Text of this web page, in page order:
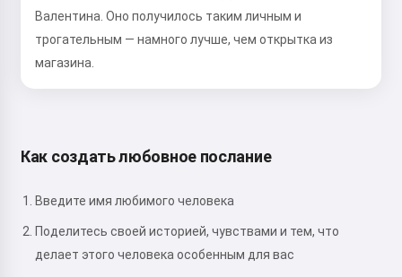
Валентина. Оно получилось таким личным и
трогательным — намного лучше, чем открытка из
магазина.
Как создать любовное послание
Введите имя любимого человека
Поделитесь своей историей, чувствами и тем, что
делает этого человека особенным для вас